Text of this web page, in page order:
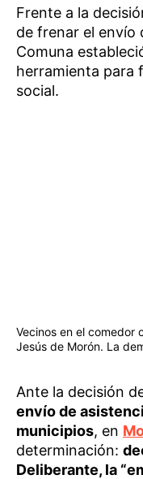
Frente a la
de frenar el envío
Comuna
herramienta para
social.
Vecinos en el comedor
Jesús de Morón. La
Ante la decisión
envío de
municipios, en
determinación:
Deliberante, la